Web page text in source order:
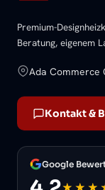
Premium-
Beratung, eigenem
Ada Commerce
Kontakt &
Google